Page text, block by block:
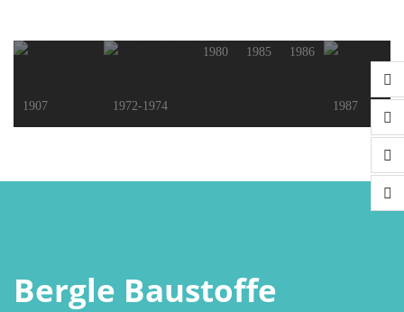
1907 1972-1974
1980 1985 1986
1987
Bergle Baustoffe